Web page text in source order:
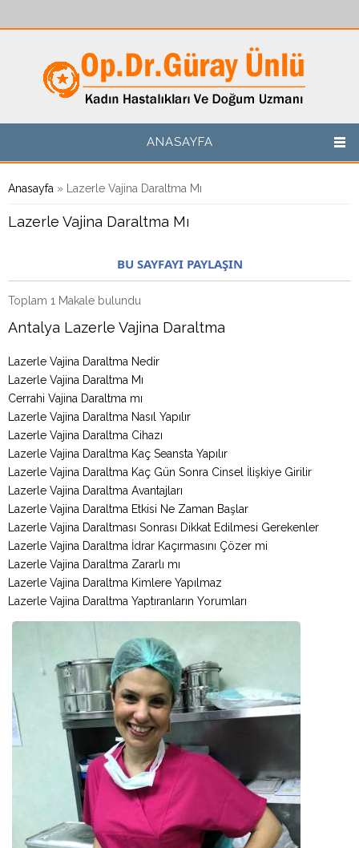
ANASAYFA
Buradasınız
Anasayfa » Lazerle Vajina Daraltma Mı
Lazerle Vajina Daraltma Mı
BU SAYFAYI PAYLAŞIN
Toplam 1 Makale bulundu
Antalya Lazerle Vajina Daraltma
Lazerle Vajina Daraltma Nedir
Lazerle Vajina Daraltma Mı
Cerrahi Vajina Daraltma mı
Lazerle Vajina Daraltma Nasıl Yapılır
Lazerle Vajina Daraltma Cihazı
Lazerle Vajina Daraltma Kaç Seansta Yapılır
Lazerle Vajina Daraltma Kaç Gün Sonra Cinsel İlişkiye Girilir
Lazerle Vajina Daraltma Avantajları
Lazerle Vajina Daraltma Etkisi Ne Zaman Başlar
Lazerle Vajina Daraltması Sonrası Dikkat Edilmesi Gerekenler
Lazerle Vajina Daraltma İdrar Kaçırmasını Çözer mi
Lazerle Vajina Daraltma Zararlı mı
Lazerle Vajina Daraltma Kimlere Yapılmaz
Lazerle Vajina Daraltma Yaptıranların Yorumları